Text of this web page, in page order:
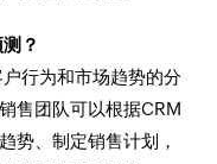
？
行为和市场趋势的分
售团队可以根据CRM
势、制定销售计划，